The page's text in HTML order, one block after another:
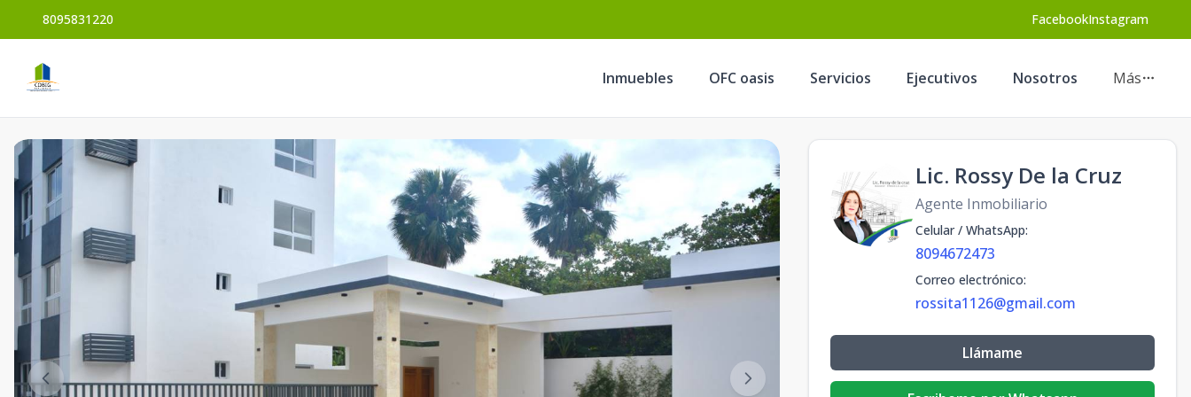
8095831220 FacebookInstagram
Inmuebles OFC oasis Servicios Ejecutivos Nosotros Más
Lic. Rossy De la Cruz
Agente Inmobiliario
Celular / WhatsApp:
8094672473
Correo electrónico:
rossita1126@gmail.com
Llámame